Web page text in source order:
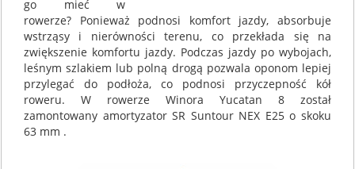
go mieć w
rowerze? Ponieważ podnosi komfort jazdy, absorbuje
wstrząsy i nierówności terenu, co przekłada się na
zwiększenie komfortu jazdy. Podczas jazdy po wybojach,
leśnym szlakiem lub polną drogą pozwala oponom lepiej
przylegać do podłoża, co podnosi przyczepność kół
roweru. W rowerze Winora Yucatan 8 został
zamontowany amortyzator SR Suntour NEX E25 o skoku
63 mm .